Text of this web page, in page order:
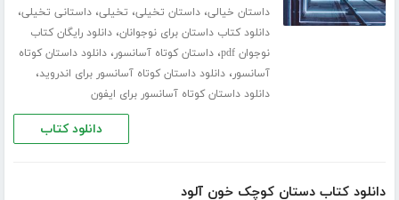
داستان خیالی،داستان تخیلی، تخیلی،داستانی تخیلی،
دانلود کتاب داستان برای نوجوانان،دانلود رایگان کتاب
نوجوان pdf
،داستان کوتاه آسانسور،دانلود داستان کوتاه
آسانسور،دانلود داستان کوتاه آسانسور برای اندروید،
دانلود داستان کوتاه آسانسور برای ایفون
دانلود کتاب
دانلود کتاب دستان کوچک خون آلود